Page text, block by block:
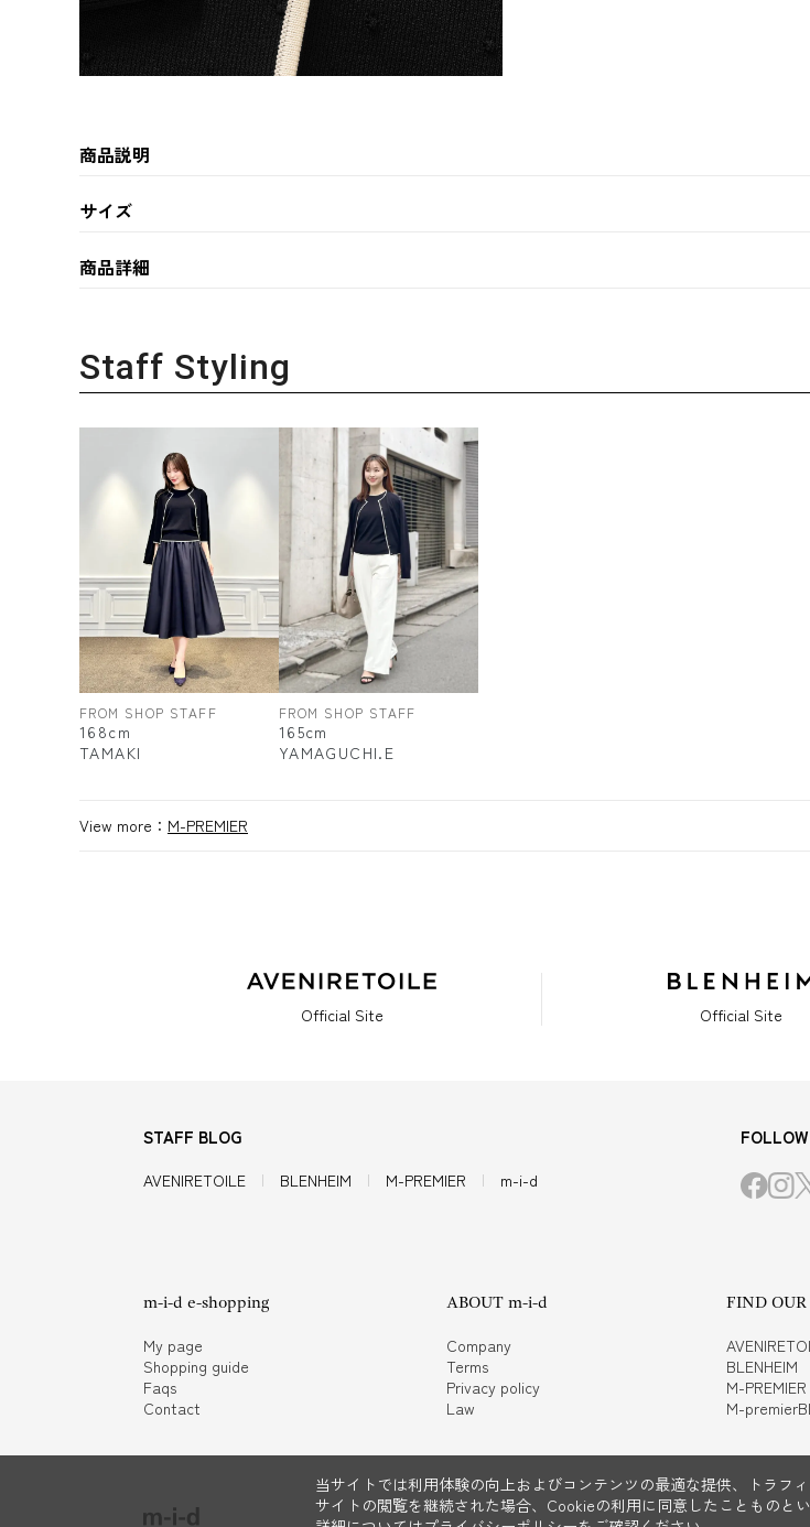
商品説明
サイズ
商品詳細
Staff Styling
FROM SHOP STAFF
168cm
TAMAKI
FROM SHOP STAFF
165cm
YAMAGUCHI.E
View more： M-PREMIER
Official Site Official Site
STAFF BLOG
AVENIRETOILE BLENHEIM M-PREMIER m-i-d
m-i-d e-shopping
My page
Shopping guide
Faqs
Contact
ABOUT m-i-d
Company
Terms
Privacy policy
Law
FIND OUR
BLENHEIM
M-PREMIER
M-
当サイトでは利用体験の向上およびコンテンツの最適な提供、トラフ
サイトの閲覧を継続された場合、Cookieの利用に同意したことものとい